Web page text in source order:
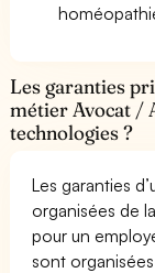
Les garanties
métier Avocat /
technologies ?
Les garanties
organisées de
pour un
sont